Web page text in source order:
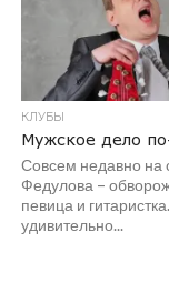
КЛУБЫ
Мужское дело
Совсем недавно на
Федулова –
певица и
удивительно...